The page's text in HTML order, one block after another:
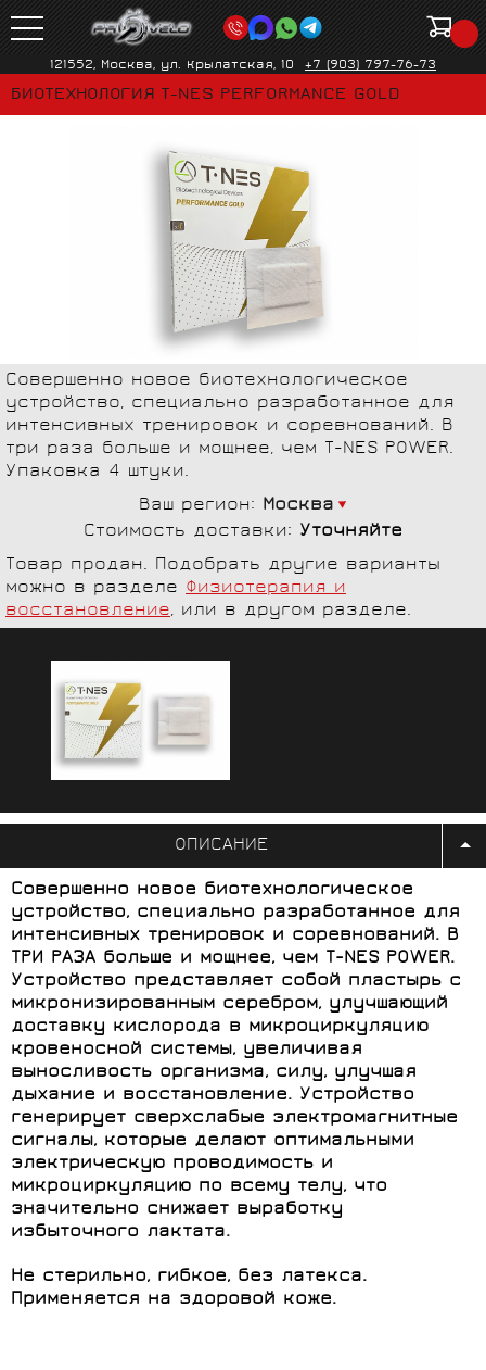
121552, Москва, ул. Крылатская, 10 +7 (903) 797-76-73
БИОТЕХНОЛОГИЯ T-NES PERFORMANCE GOLD
Совершенно новое биотехнологическое
устройство, специально разработанное для
интенсивных тренировок и соревнований. В
три раза больше и мощнее, чем T-NES POWER.
Упаковка 4 штуки.
Ваш регион: Москва
Стоимость доставки: Уточняйте
Товар продан. Подобрать другие варианты
можно в разделе Физиотерапия и
восстановление, или в другом разделе.
ОПИСАНИЕ
Совершенно новое биотехнологическое
устройство, специально разработанное для
интенсивных тренировок и соревнований. В
ТРИ РАЗА больше и мощнее, чем T-NES POWER.
Устройство представляет собой пластырь с
микронизированным серебром, улучшающий
доставку кислорода в микроциркуляцию
кровеносной системы, увеличивая
выносливость организма, силу, улучшая
дыхание и восстановление. Устройство
генерирует сверхслабые электромагнитные
сигналы, которые делают оптимальными
электрическую проводимость и
микроциркуляцию по всему телу, что
значительно снижает выработку
избыточного лактата.
Не стерильно, гибкое, без латекса.
Применяется на здоровой коже.